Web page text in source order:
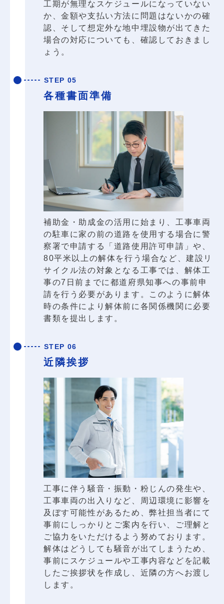
工期が無理なスケジュールになっていない
か、金額や支払い方法に問題はないかの確
認、そして想定外な地中埋設物が出てきた
場合の対応についても、確認しておきまし
ょう。
STEP 05
各種書面準備
補助金・助成金の活用に始まり、工事車両
の駐車に家の前の道路を使用する場合に警
察署で申請する「道路使用許可申請」や、
80平米以上の解体を行う場合など、建設リ
サイクル法の対象となる工事では、解体工
事の7日前までに都道府県知事への事前申
請を行う必要があります。このように解体
時の条件により解体前に各関係機関に必要
書類を提出します。
STEP 06
近隣挨拶
工事に伴う騒音・振動・粉じんの発生や、
工事車両の出入りなど、周辺環境に影響を
及ぼす可能性があるため、弊社担当者にて
事前にしっかりとご案内を行い、ご理解と
ご協力をいただけるよう努めております。
解体はどうしても騒音が出てしまうため、
事前にスケジュールや工事内容などを記載
したご挨拶状を作成し、近隣の方へお渡し
します。